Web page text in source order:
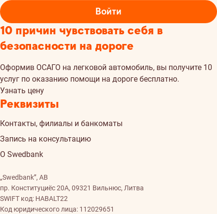
Войти
10 причин чувствовать себя в
безопасности на дороге
Oформив ОСАГО на легковой автомобиль, вы получите 10
услуг по оказанию помощи на дороге бесплатно.
Узнать цену
Реквизиты
Контакты, филиалы и банкоматы
Запись на консультацию
О Swedbank
„Swedbank”, AB
пр. Конституциёс 20A, 09321 Вильнюс, Литва
SWIFT код: HABALT22
Код юридического лица: 112029651